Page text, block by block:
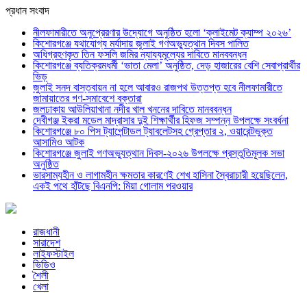
প্রধান সংবাদ
নীলফামারীতে অনুপ্রেরণার উদ্যোগে অনুষ্ঠিত হলো ‘ক্লাইমেট ক্যাম্প ২০২৬’
কিশোরগঞ্জে যথাযোগ্য মর্যাদায় জুলাই গণঅভ্যুত্থান দিবস পালিত
অধিগ্রহণকৃত তিন ফসলি জমির ন্যায্যমূল্যের দাবিতে মানববন্ধন
কিশোরগঞ্জে ব্যতিক্রমধর্মী ‘ভাতা মেলা’ অনুষ্ঠিত, দেড় হাজারের বেশি সেবাপ্রার্থীর
ভিড়
জুলাই সনদ বাস্তবায়ন না হলে আবারও রাজপথ উত্তপ্ত হবে নীলফামারীতে
জামায়াতের গণ-সমাবেশে বক্তারা
জলঢাকায় আউলিয়াখানা নদীর খাল খননের দাবিতে মানববন্ধন
দেবীগঞ্জ ইকরা মডেল মাদ্রাসার দুই শিক্ষার্থীর হিফজ সম্পন্ন উপলক্ষে সংবর্ধনা
কিশোরগঞ্জে ৮০ পিস ট্যাপেন্টাডল ট্যাবলেটসহ গ্রেপ্তার ২, ওয়ারেন্টভুক্ত
আসামিও আটক
কিশোরগঞ্জে জুলাই গণঅভ্যুত্থান দিবস-২০২৬ উপলক্ষে প্রস্তুতিমূলক সভা
অনুষ্ঠিত
ভারসাম্যহীন ও লাগামহীন ক্ষমতার কারণেই শেখ হাসিনা স্বৈরাচারী হয়েছিলেন,
একই পথে হাঁটছে বিএনপি: মিয়া গোলাম পরওয়ার
রাজধানী
সারাদেশ
লাইফস্টাইল
ভিডিও
শৈলী
খেলা